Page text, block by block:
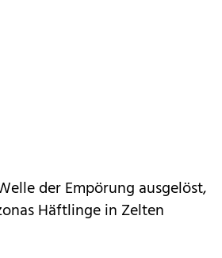
der Empörung ausgelöst,
Häftlinge in Zelten